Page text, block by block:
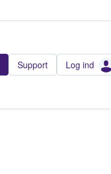
Support Log ind